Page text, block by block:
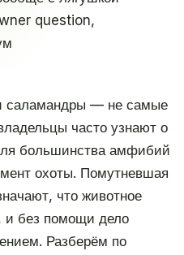
question,
саламандры — не самые
часто узнают о
большинства амфибий
охоты. Помутневшая
что животное
и без помощи дело
Разберём по